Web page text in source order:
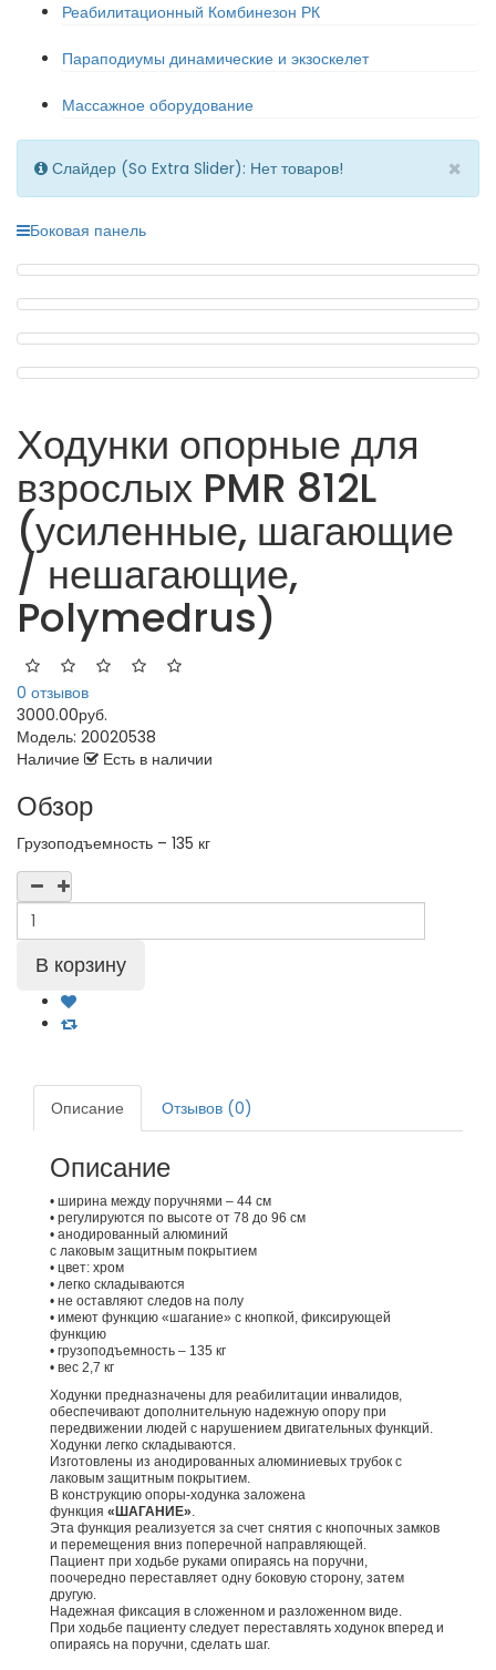
Реабилитационный Комбинезон РК
Параподиумы динамические и экзоскелет
Массажное оборудование
Слайдер (So Extra Slider): Нет товаров! ×
Боковая панель
Ходунки опорные для
взрослых PMR 812L
(усиленные, шагающие
/ нешагающие,
Polymedrus)
0 отзывов
3000.00руб.
Модель: 20020538
Наличие
Есть в наличии
Обзор
Грузоподъемность – 135 кг
Описание Отзывов (0)
Описание
• ширина между поручнями – 44 см
• регулируются по высоте от 78 до 96 см
• анодированный алюминий
c лаковым защитным покрытием
• цвет: хром
• легко складываются
• не оставляют следов на полу
• имеют функцию «шагание» с кнопкой, фиксирующей
функцию
• грузоподъемность – 135 кг
• вес 2,7 кг
Ходунки предназначены для реабилитации инвалидов,
обеспечивают дополнительную надежную опору при
передвижении людей с нарушением двигательных функций.
Ходунки легко складываются.
Изготовлены из анодированных алюминиевых трубок с
лаковым защитным покрытием.
В конструкцию опоры-ходунка заложена
функция «ШАГАНИЕ».
Эта функция реализуется за счет снятия с кнопочных замков
и перемещения вниз поперечной направляющей.
Пациент при ходьбе руками опираясь на поручни,
поочередно переставляет одну боковую сторону, затем
другую.
Надежная фиксация в сложенном и разложенном виде.
При ходьбе пациенту следует переставлять ходунок вперед и
опираясь на поручни, сделать шаг.